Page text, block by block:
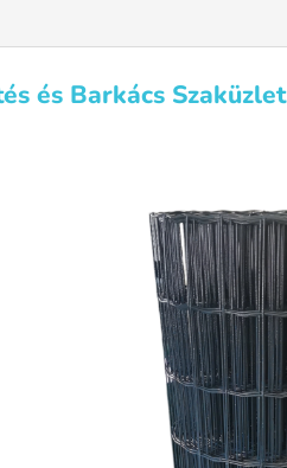
és Barkács Szaküzlet